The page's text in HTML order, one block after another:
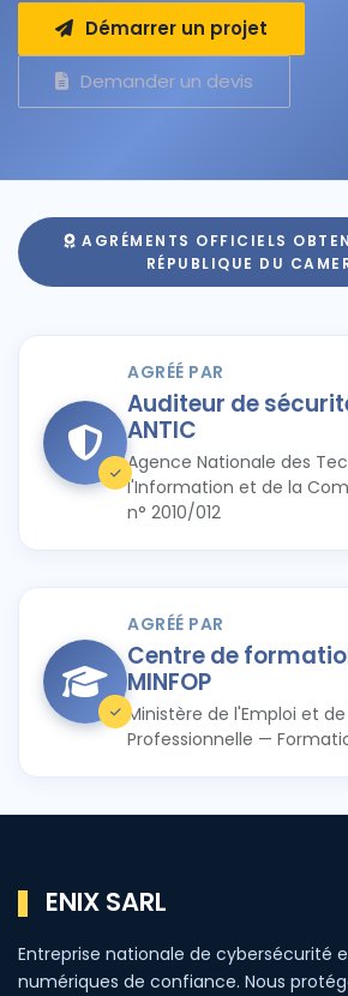
Démarrer un projet
Demander un devis
AGRÉMENTS OFFICIELS
RÉPUBLIQUE DU
AGRÉÉ PAR
Auditeur de
ANTIC
Agence Nationale des
l'Information et de la
n° 2010/012
AGRÉÉ PAR
Centre de
MINFOP
Ministère de l'Emploi et
Professionnelle —
ENIX SARL
Entreprise nationale de cybersécurité
numériques de confiance. Nous